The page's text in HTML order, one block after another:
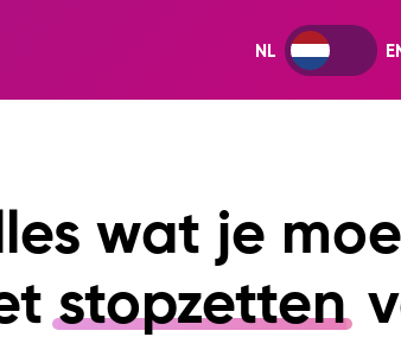
wat je
stopzetten